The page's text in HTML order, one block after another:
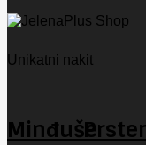
Unikatni nakit
Minđuše